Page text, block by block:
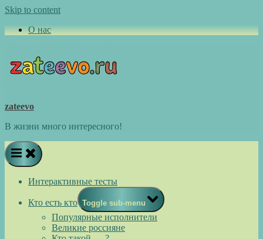
Skip to content
О нас
zateevo
В жизни много интересного!
Интерактивные тесты
Кто есть кто Toggle sub-menu
Популярные исполнители
Великие россияне